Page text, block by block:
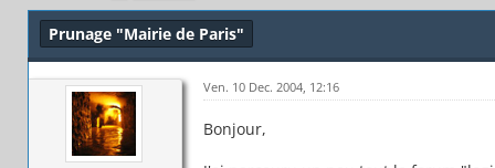
Prunage "Mairie de Paris"
Ven. 10 Dec. 2004, 12:16
Bonjour,